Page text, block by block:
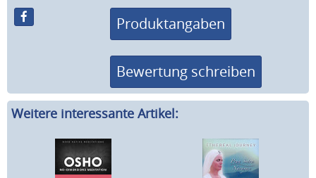
Produktangaben
Bewertung schreiben
Weitere interessante Artikel: